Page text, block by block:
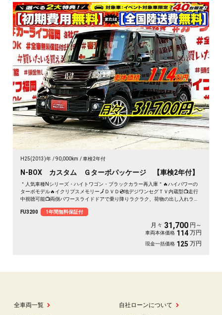
H25(2013)年 90,000km 車検2年付
N-BOX カスタム Ｇターボパッケージ 【車検2年付】
＂人気車種Nシリーズ・ハイトワゴン・ブラックカラー再入庫＂🔥ハイパワーの
ターボモデル🔥イクリプスメモリー🗾ＤＶＤ💿地デジワンセグＴＶ内蔵型📺走行
中視聴可能📺両側パワースライドドアで乗り降りラクラク、荷物の出し入れラク
安心なバックカメラ付✨夜間でも明るいＨＩＤヘッドライト&フォグランプ🔦デザ
FU3200 1年間無料保証付
月々 31,700 円～
車両本体価格 114 万円
現金一括価格 125 万円
全車両一覧
自社ローンについて